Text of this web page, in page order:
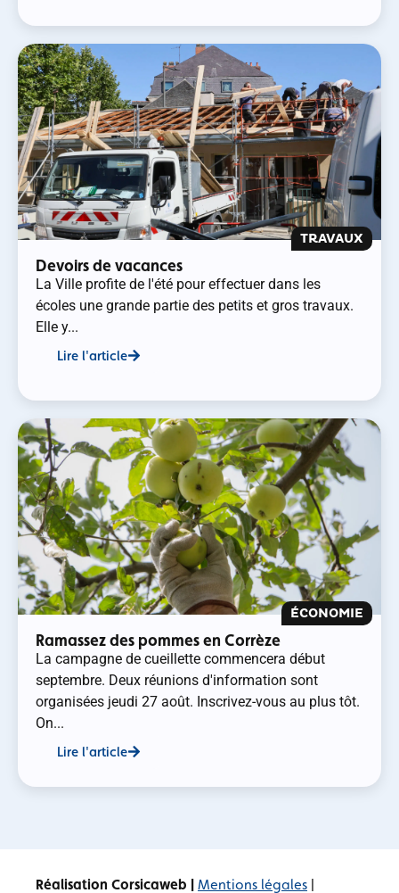
TRAVAUX
Devoirs de vacances
La Ville profite de l'été pour effectuer dans les
écoles une grande partie des petits et gros travaux.
Elle y...
Lire l'article
ÉCONOMIE
Ramassez des pommes en Corrèze
La campagne de cueillette commencera début
septembre. Deux réunions d'information sont
organisées jeudi 27 août. Inscrivez-vous au plus tôt.
On...
Lire l'article
Réalisation Corsicaweb | Mentions légales |